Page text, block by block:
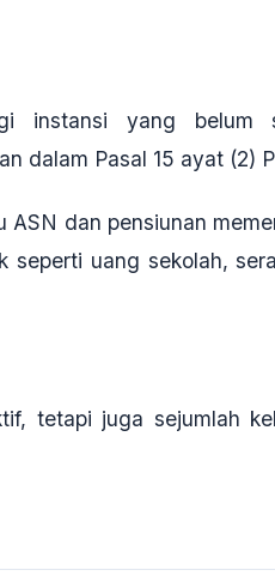
instansi yang
dalam Pasal 15 ayat (2)
dan pensiunan
uang sekolah,
tetapi juga sejumlah